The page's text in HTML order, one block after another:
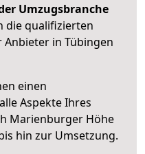
Umzugsbranche
die qualifizierten
Anbieter in Tübingen
einen
Aspekte Ihres
Marienburger Höhe
hin zur Umsetzung.